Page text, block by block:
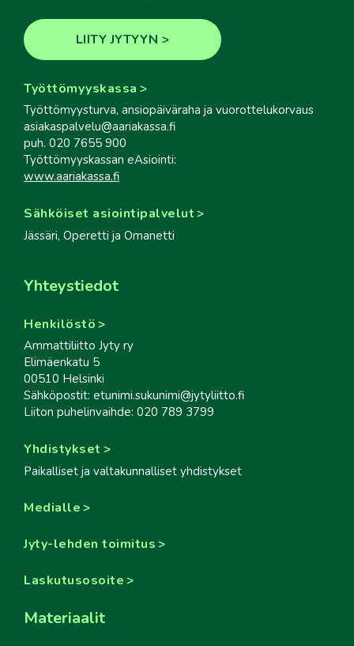
LIITY JYTYYN
Työttömyyskassa
Työttömyysturva, ansiopäiväraha ja vuorottelukorvaus
asiakaspalvelu@aariakassa.fi
puh. 020 7655 900
Työttömyyskassan eAsiointi:
www.aariakassa.fi
Sähköiset asiointipalvelut
Jässäri, Operetti ja Omanetti
Yhteystiedot
Henkilöstö
Ammattiliitto Jyty ry
Elimäenkatu 5
00510 Helsinki
Sähköpostit: etunimi.sukunimi@jytyliitto.fi
Liiton puhelinvaihde: 020 789 3799
Yhdistykset
Paikalliset ja valtakunnalliset yhdistykset
Medialle
Jyty-lehden toimitus
Laskutusosoite
Materiaalit